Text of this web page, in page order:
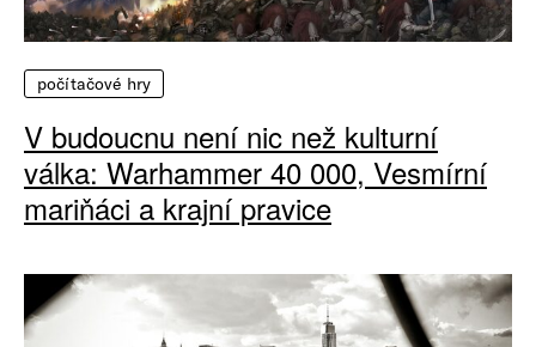
počítačové hry
V budoucnu není nic než kulturní
válka: Warhammer 40 000, Vesmírní
mariňáci a krajní pravice